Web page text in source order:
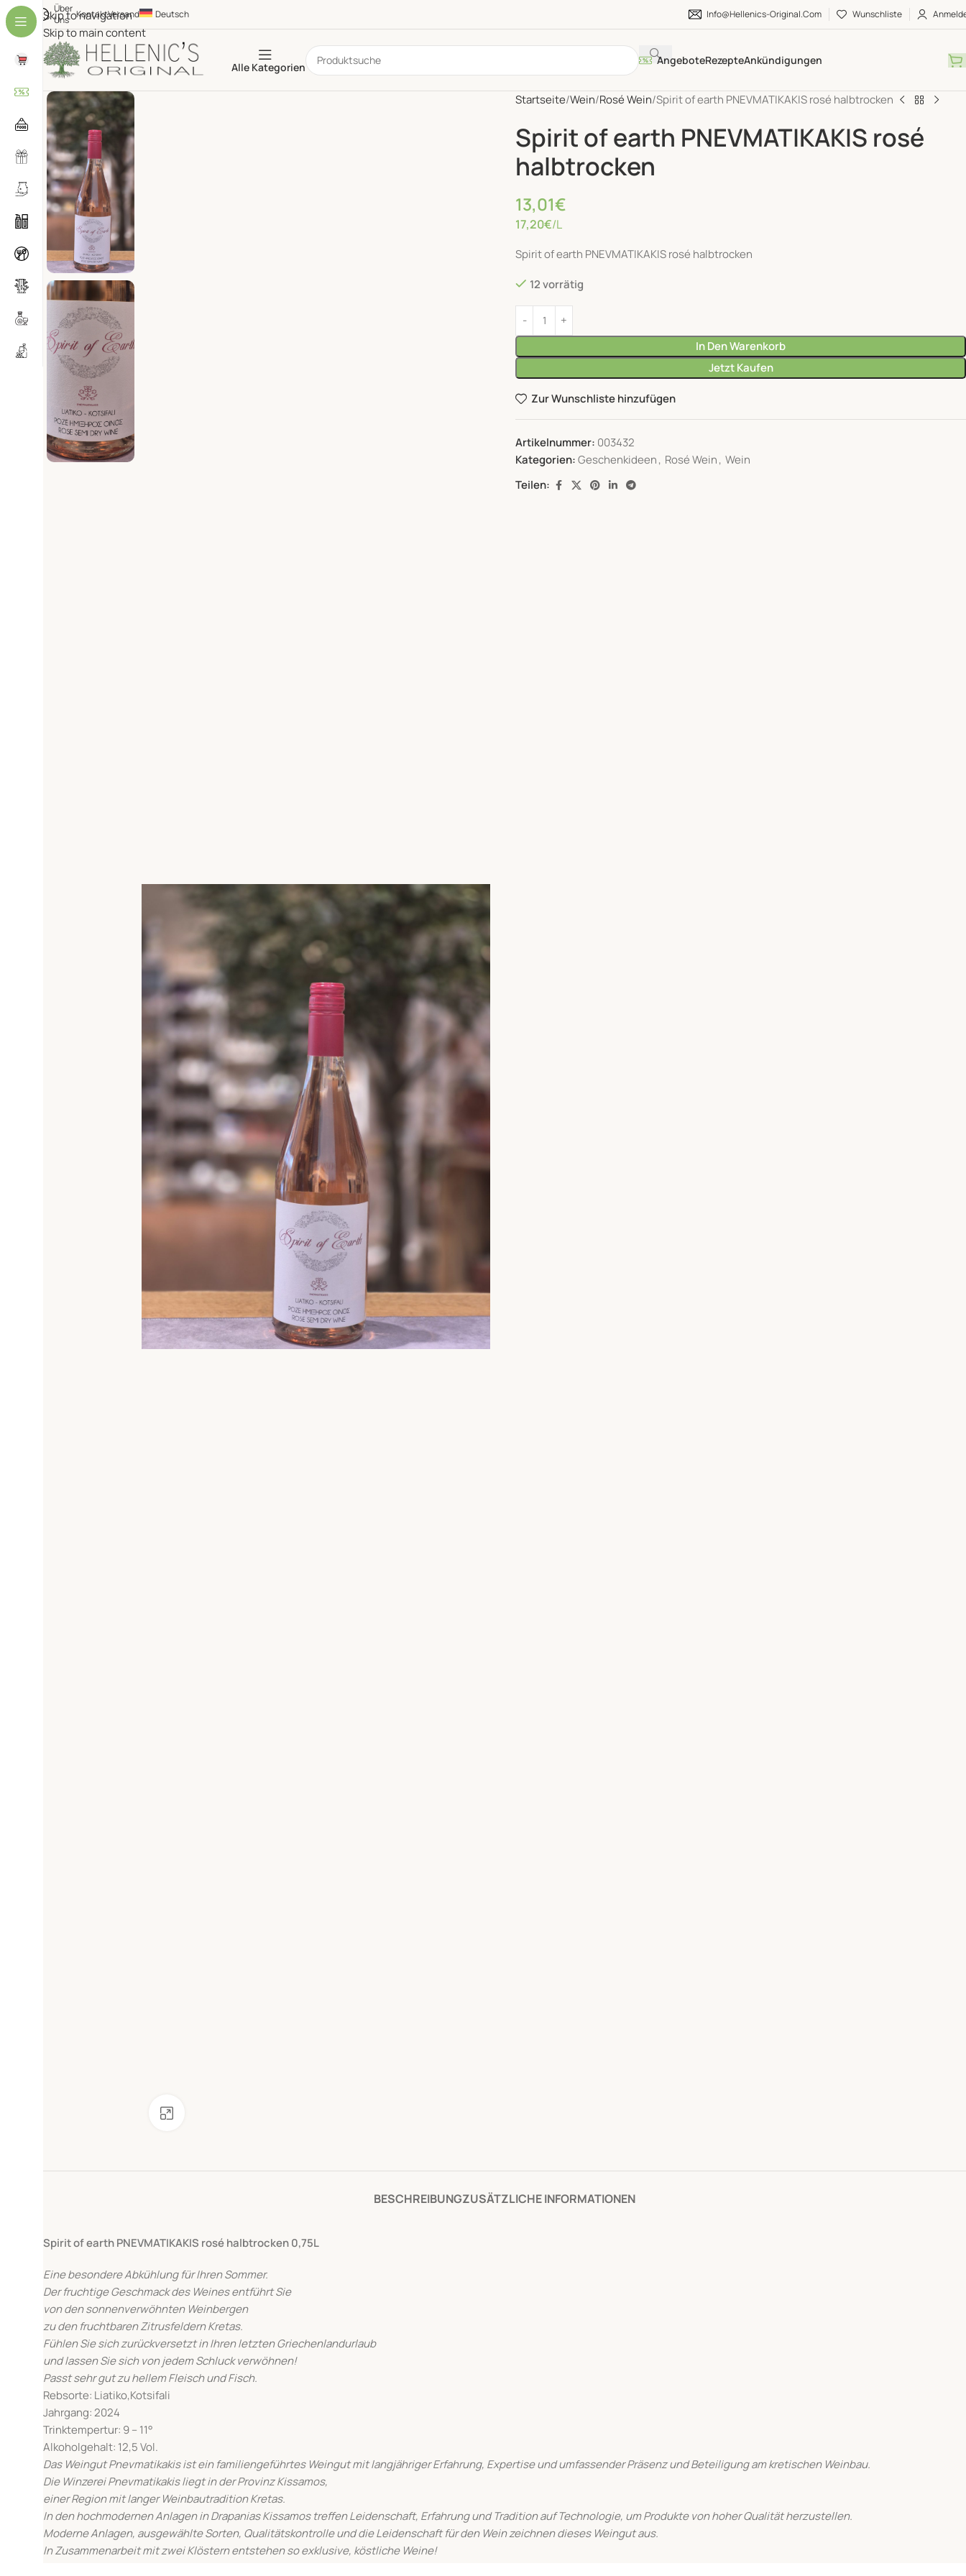
Skip to navigation
Skip to main content
Über
Uns KontaktVersand Deutsch Info@hellenics-Original.com Wunschliste
Alle Kategorien
AngeboteRezepteAnkündigungen
Startseite Wein Rosé Wein Spirit of earth PNEVMATIKAKIS rosé halbtrocken
Spirit of earth PNEVMATIKAKIS rosé
halbtrocken
13,01€
17,20€/L
Spirit of earth PNEVMATIKAKIS rosé halbtrocken
12 vorrätig
In Den Warenkorb
Jetzt Kaufen
Zur Wunschliste hinzufügen
Artikelnummer: 003432
Kategorien:Geschenkideen, Rosé Wein, Wein
Teilen:
BESCHREIBUNGZUSÄTZLICHE INFORMATIONEN
Spirit of earth PNEVMATIKAKIS rosé halbtrocken 0,75L
Eine besondere Abkühlung für Ihren Sommer.
Der fruchtige Geschmack des Weines entführt Sie
von den sonnenverwöhnten Weinbergen
zu den fruchtbaren Zitrusfeldern Kretas.
Fühlen Sie sich zurückversetzt in Ihren letzten Griechenlandurlaub
und lassen Sie sich von jedem Schluck verwöhnen!
Passt sehr gut zu hellem Fleisch und Fisch.
Rebsorte: Liatiko,Kotsifali
Jahrgang: 2024
Trinktempertur: 9 – 11°
Alkoholgehalt: 12,5 Vol.
Das Weingut Pnevmatikakis ist ein familiengeführtes Weingut mit langjähriger Erfahrung, Expertise und umfassender Präsenz und Beteiligung am kretischen Weinbau.
Die Winzerei Pnevmatikakis liegt in der Provinz Kissamos,
einer Region mit langer Weinbautradition Kretas.
In den hochmodernen Anlagen in Drapanias Kissamos treffen Leidenschaft, Erfahrung und Tradition auf Technologie, um Produkte von hoher Qualität herzustellen.
Moderne Anlagen, ausgewählte Sorten, Qualitätskontrolle und die Leidenschaft für den Wein zeichnen dieses Weingut aus.
In Zusammenarbeit mit zwei Klöstern entstehen so exklusive, köstliche Weine!